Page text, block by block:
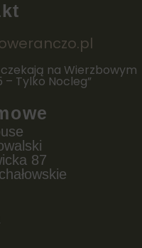
na Wierzbowym
– Tylko Nocleg”
87